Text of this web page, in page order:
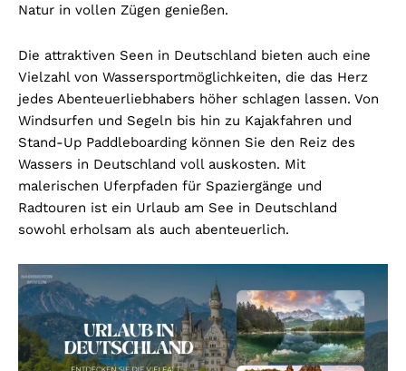
Natur in vollen Zügen genießen.
Die attraktiven Seen in Deutschland bieten auch eine
Vielzahl von Wassersportmöglichkeiten, die das Herz
jedes Abenteuerliebhabers höher schlagen lassen. Von
Windsurfen und Segeln bis hin zu Kajakfahren und
Stand-Up Paddleboarding können Sie den Reiz des
Wassers in Deutschland voll auskosten. Mit
malerischen Uferpfaden für Spaziergänge und
Radtouren ist ein Urlaub am See in Deutschland
sowohl erholsam als auch abenteuerlich.